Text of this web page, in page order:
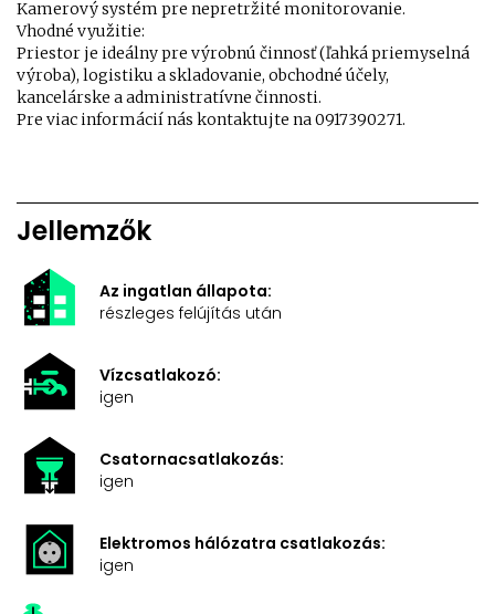
Kamerový systém pre nepretržité monitorovanie.
Vhodné využitie:
Priestor je ideálny pre výrobnú činnosť (ľahká priemyselná
výroba), logistiku a skladovanie, obchodné účely,
kancelárske a administratívne činnosti.
Pre viac informácií nás kontaktujte na 0917390271.
Jellemzők
Az ingatlan állapota:
részleges felújítás után
Vízcsatlakozó:
igen
Csatornacsatlakozás:
igen
Elektromos hálózatra csatlakozás:
igen